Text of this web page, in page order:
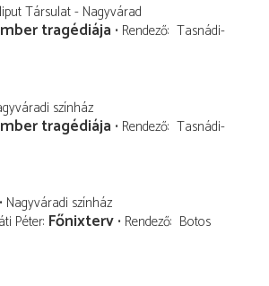
Társulat - Nagyvárad
tragédiája Rendező Tasnádi-
színház
tragédiája Rendező Tasnádi-
Nagyváradi színház
Péter Főnixterv Rendező Botos